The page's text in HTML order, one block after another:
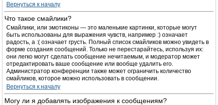
Вернуться к началу
Что такое смайлики?
Смайлики, или эмотиконы — это маленькие картинки, которые могут
быть использованы для выражения чувств, например :) означает
радость, а :( означает грусть. Полный список смайликов можно увидеть в
форме создания сообщений. Только не перестарайтесь, используя их:
они легко могут сделать сообщение нечитаемым, и модератор может
отредактировать ваше сообщение или вообще удалить его.
Администратор конференции также может ограничить количество
смайликов, которое можно использовать в сообщении.
Вернуться к началу
Могу ли я добавлять изображения к сообщениям?